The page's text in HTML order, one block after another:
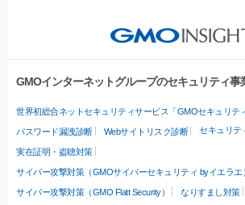
GMOインターネットグループのセキュリティ事
世界初総合ネットセキュリティサービス「GMOセキュリテ
パスワード漏洩診断 Webサイトリスク診断 セキュリテ
実在証明・盗聴対策
サイバー攻撃対策（GMOサイバーセキュリティ byイエラエ）
サイバー攻撃対策（GMO Flatt Security）
なりすまし対策